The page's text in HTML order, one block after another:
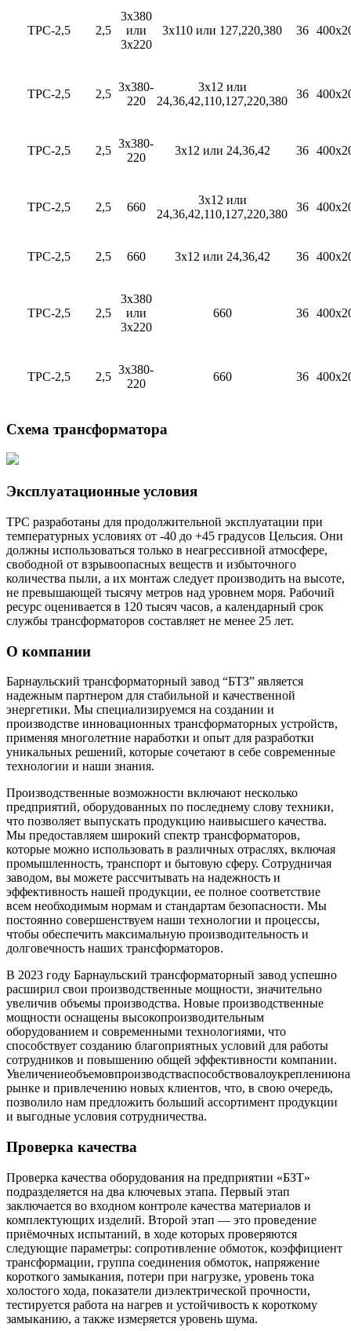
ТРС-2,5 2,5
3х380
или
3х220
3х110 или 127,220,380 36
ТРС-2,5 2,5
3х380-
220
3х12 или
24,36,42,110,127,220,380
36
ТРС-2,5 2,5
3х380-
220
3х12 или 24,36,42 36
ТРС-2,5 2,5 660
3х12 или
24,36,42,110,127,220,380
36
ТРС-2,5 2,5 660 3х12 или 24,36,42 36
ТРС-2,5 2,5
3х380
или
3х220
660 36
ТРС-2,5 2,5
3х380-
220
660 36
Схема трансформатора
Эксплуатационные условия
ТРС разработаны для продолжительной эксплуатации при
температурных условиях от -40 до +45 градусов Цельсия. Они
должны использоваться только в неагрессивной атмосфере,
свободной от взрывоопасных веществ и избыточного
количества пыли, а их монтаж следует производить на высоте,
не превышающей тысячу метров над уровнем моря. Рабочий
ресурс оценивается в 120 тысяч часов, а календарный срок
службы трансформаторов составляет не менее 25 лет.
О компании
Барнаульский трансформаторный завод “БТЗ” является
надежным партнером для стабильной и качественной
энергетики. Мы специализируемся на создании и
производстве инновационных трансформаторных устройств,
применяя многолетние наработки и опыт для разработки
уникальных решений, которые сочетают в себе современные
технологии и наши знания.
Производственные возможности включают несколько
предприятий, оборудованных по последнему слову техники,
что позволяет выпускать продукцию наивысшего качества.
Мы предоставляем широкий спектр трансформаторов,
которые можно использовать в различных отраслях, включая
промышленность, транспорт и бытовую сферу. Сотрудничая
заводом, вы можете рассчитывать на надежность и
эффективность нашей продукции, ее полное соответствие
всем необходимым нормам и стандартам безопасности. Мы
постоянно совершенствуем наши технологии и процессы,
чтобы обеспечить максимальную производительность и
долговечность наших трансформаторов.
В 2023 году Барнаульский трансформаторный завод успешно
расширил свои производственные мощности, значительно
увеличив объемы производства. Новые производственные
мощности оснащены высокопроизводительным
оборудованием и современными технологиями, что
способствует созданию благоприятных условий для работы
сотрудников и повышению общей эффективности компании.
рынке и привлечению новых клиентов, что, в свою очередь,
позволило нам предложить больший ассортимент продукции
и выгодные условия сотрудничества.
Проверка качества
Проверка качества оборудования на предприятии «БЗТ»
подразделяется на два ключевых этапа. Первый этап
заключается во входном контроле качества материалов и
комплектующих изделий. Второй этап — это проведение
приёмочных испытаний, в ходе которых проверяются
следующие параметры: сопротивление обмоток, коэффициент
трансформации, группа соединения обмоток, напряжение
короткого замыкания, потери при нагрузке, уровень тока
холостого хода, показатели диэлектрической прочности,
тестируется работа на нагрев и устойчивость к короткому
замыканию, а также измеряется уровень шума.